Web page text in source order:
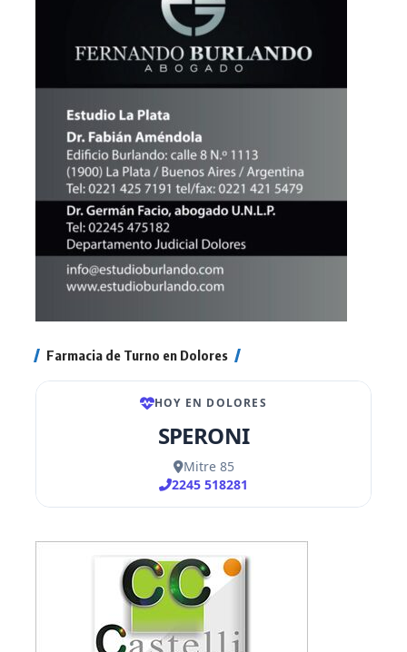
Farmacia de Turno en Dolores